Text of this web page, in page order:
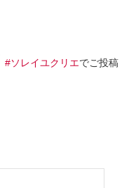
#ソレイユクリエでご投稿